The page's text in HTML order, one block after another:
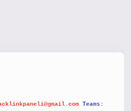
Teams: